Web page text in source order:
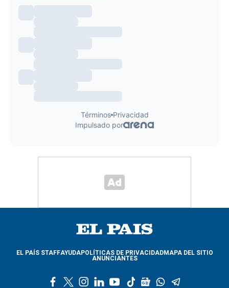
EL PAÍS STAFFAYUDAPOLÍTICAS DE PRIVACIDADMAPA DEL SITIO
ANUNCIANTES
l
y
t
g
w